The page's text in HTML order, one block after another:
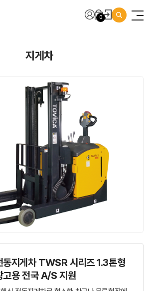
0
지게차
동지게차 TWSR 시리즈 1.3톤형
고용 전국 A/S 지원